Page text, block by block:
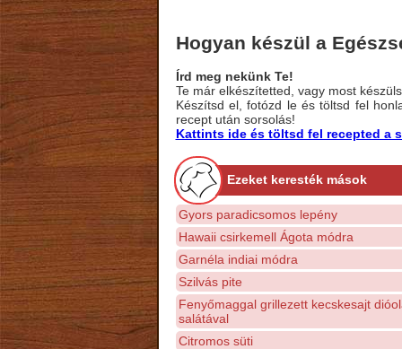
Hogyan készül a
Írd meg nekünk Te!
Te már elkészítetted, vagy most
Készítsd el, fotózd le és töltsd fel
recept után sorsolás!
Kattints ide és töltsd fel recepted a
Ezeket keresték mások
Gyors paradicsomos lepény
Hawaii csirkemell Ágota módra
Garnéla indiai módra
Szilvás pite
Fenyőmaggal grillezett kecskesajt
salátával
Citromos süti